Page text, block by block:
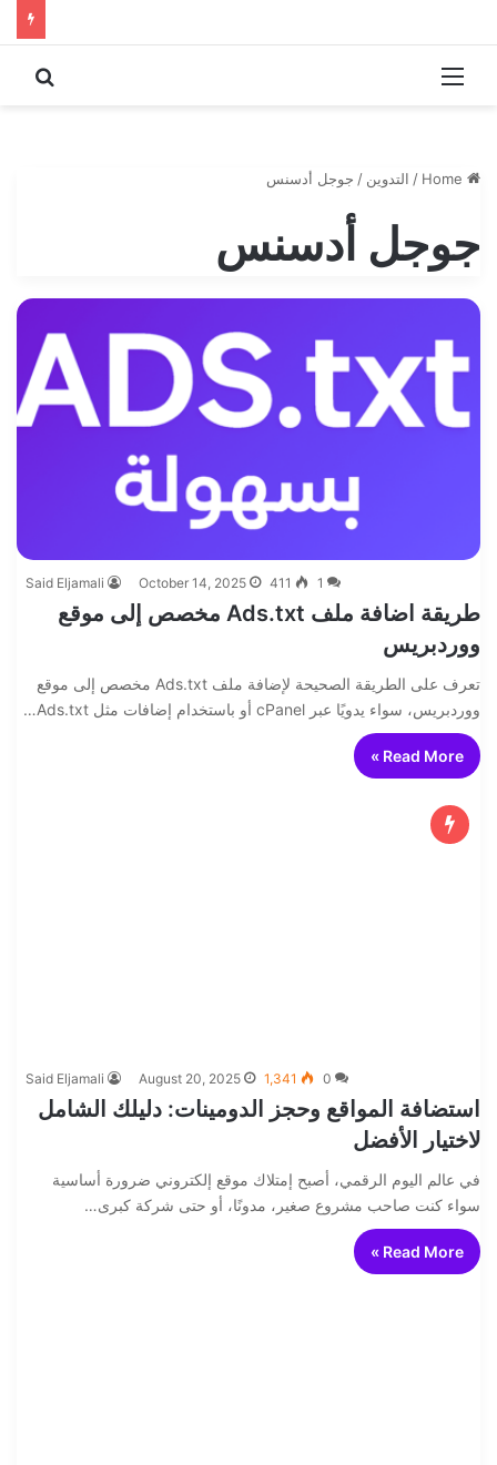
Menu
/ التدوين / جوجل أدسنس
جوجل أدسنس
Said Eljamali October 14, 2025 1
411
طريقة اضافة ملف Ads.txt مخصص إلى موقع
ووردبريس
تعرف على الطريقة الصحيحة لإضافة ملف Ads.txt مخصص إلى موقع
ووردبريس، سواء يدويًا عبر cPanel أو باستخدام إضافات مثل Ads.txt…
Read More »
Said Eljamali August 20, 2025 0
1,341
استضافة المواقع وحجز الدومينات: دليلك الشامل
لاختيار الأفضل
في عالم اليوم الرقمي، أصبح إمتلاك موقع إلكتروني ضرورة أساسية
سواء كنت صاحب مشروع صغير، مدونًا، أو حتى شركة كبرى…
Read More »